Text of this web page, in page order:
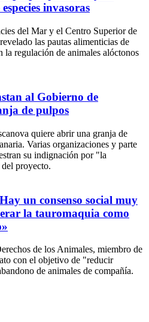
invasoras
del Mar y el Centro Superior de
las pautas alimenticias de
la regulación de animales alóctonos
al Gobierno de
de pulpos
quiere abrir una granja de
Varias organizaciones y parte
su indignación por "la
proyecto.
un consenso social muy
la tauromaquia como
de los Animales, miembro de
con el objetivo de "reducir
de animales de compañía.